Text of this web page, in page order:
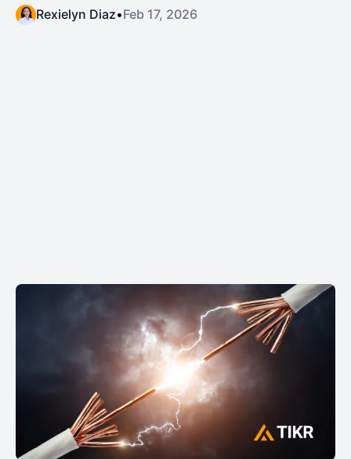
Rexielyn Diaz•Feb 17, 2026